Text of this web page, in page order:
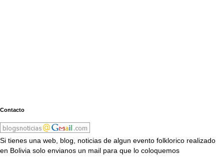
Contacto
Si tienes una web, blog, noticias de algun evento folklorico realizado
en Bolivia solo envianos un mail para que lo coloquemos